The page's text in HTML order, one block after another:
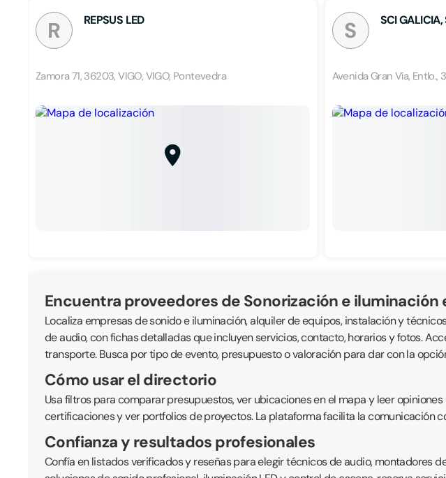
R REPSUS LED
Zamora 71, 36203, VIGO, VIGO, Pontevedra
S SCI GALICIA,
Avenida Gran Vía,
Encuentra proveedores de Sonorización e iluminación
Localiza empresas de sonido e iluminación, alquiler de equipos, instalación y
de audio, con fichas detalladas que incluyen servicios, contacto, horarios y fotos.
transporte. Busca por tipo de evento, presupuesto o valoración para dar con la
Cómo usar el directorio
Usa filtros para comparar presupuestos, ver ubicaciones en el mapa y leer
certificaciones y ver portfolios de proyectos. La plataforma facilita la comunicación
Confianza y resultados profesionales
Confía en listados verificados y reseñas para elegir técnicos de audio, montadores